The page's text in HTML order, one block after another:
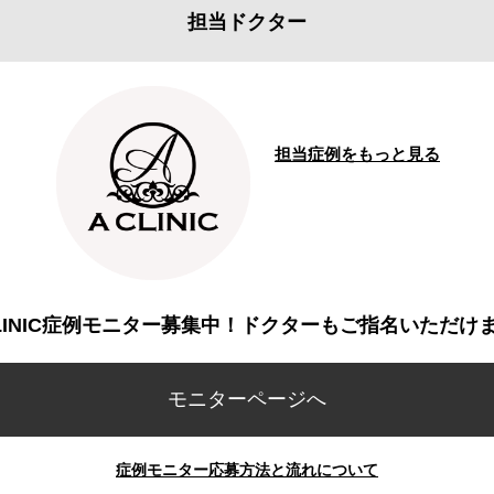
担当ドクター
担当症例をもっと見る
症例モニター募集中！ドクターもご指名いただけ
モニターページへ
症例モニター応募方法と流れについて